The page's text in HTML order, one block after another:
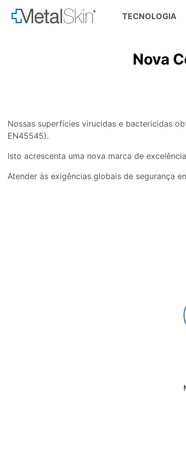
TECNOLOGIA
Nova
Nossas superfícies virucidas e bactericidas
EN45545).
Isto acrescenta uma nova marca de
Atender às exigências globais de segurança